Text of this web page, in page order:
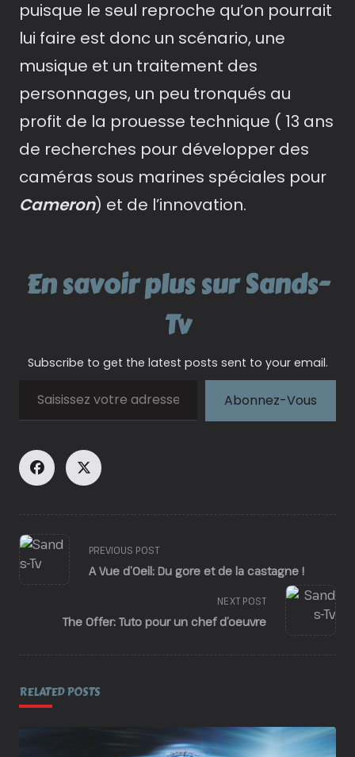
puisque le seul reproche qu’on pourrait
lui faire est donc un scénario, une
musique et un traitement des
personnages, un peu tronqués au
profit de la prouesse technique ( 13 ans
de recherches pour développer des
caméras sous marines spéciales pour
Cameron) et de l’innovation.
En savoir plus sur Sands-
Tv
Subscribe to get the latest posts sent to your email.
Abonnez-Vous
<span
class="nav-
subtitle
reader-
PREVIOUS POST
A Vue d’Oeil: Du gore et de la castagne !
NEXT POST
The Offer: Tuto pour un chef d’oeuvre
RELATED POSTS